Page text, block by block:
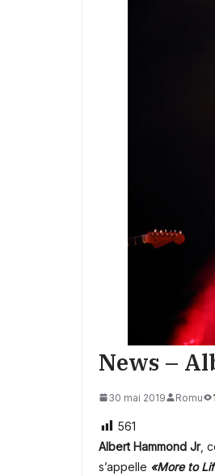
News –
30 mai 2019 Romu
561
Albert Hammond Jr,
s’appelle «More to